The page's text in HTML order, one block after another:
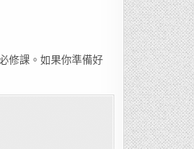
修課。如果你準備好